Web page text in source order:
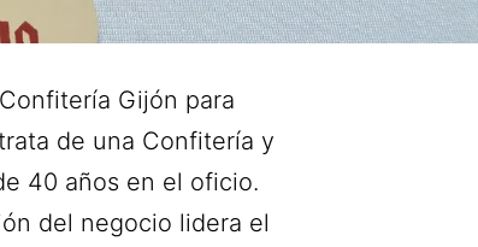
Gijón para
de una Confitería y
40 años en el oficio.
del negocio lidera el